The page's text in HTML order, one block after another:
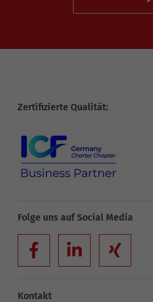
Zertifizierte Qualität:
Folge uns auf Social Media
Kontakt